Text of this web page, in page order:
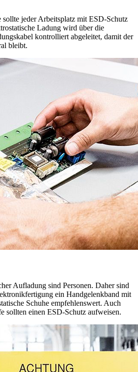
Aufladung sind Personen. Daher sind
ein Handgelenkband mit
Schuhe empfehlenswert. Auch
sollten einen ESD-Schutz aufweisen.
sind durch Markierungen zu
sich, durch geeignete Schilder
Bauteile hinzuweisen.